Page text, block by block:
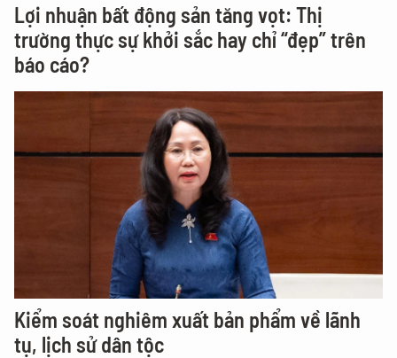
Lợi nhuận bất động sản tăng vọt: Thị
trường thực sự khởi sắc hay chỉ “đẹp” trên
báo cáo?
Kiểm soát nghiêm xuất bản phẩm về lãnh
tụ, lịch sử dân tộc